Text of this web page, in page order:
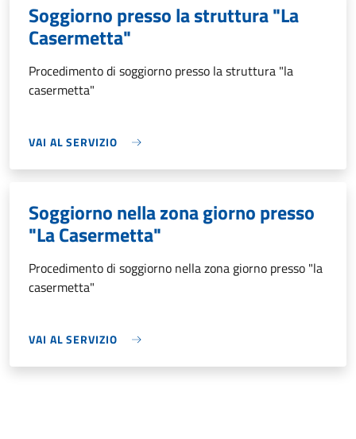
Soggiorno presso la struttura "La
Casermetta"
Procedimento di soggiorno presso la struttura "la
casermetta"
VAI AL SERVIZIO
Soggiorno nella zona giorno presso
"La Casermetta"
Procedimento di soggiorno nella zona giorno presso "la
casermetta"
VAI AL SERVIZIO